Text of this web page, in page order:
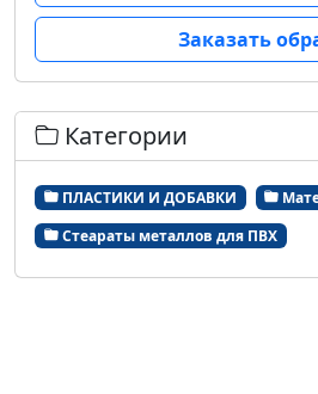
Заказать
Категории
ПЛАСТИКИ И ДОБАВКИ
Стеараты металлов для ПВХ